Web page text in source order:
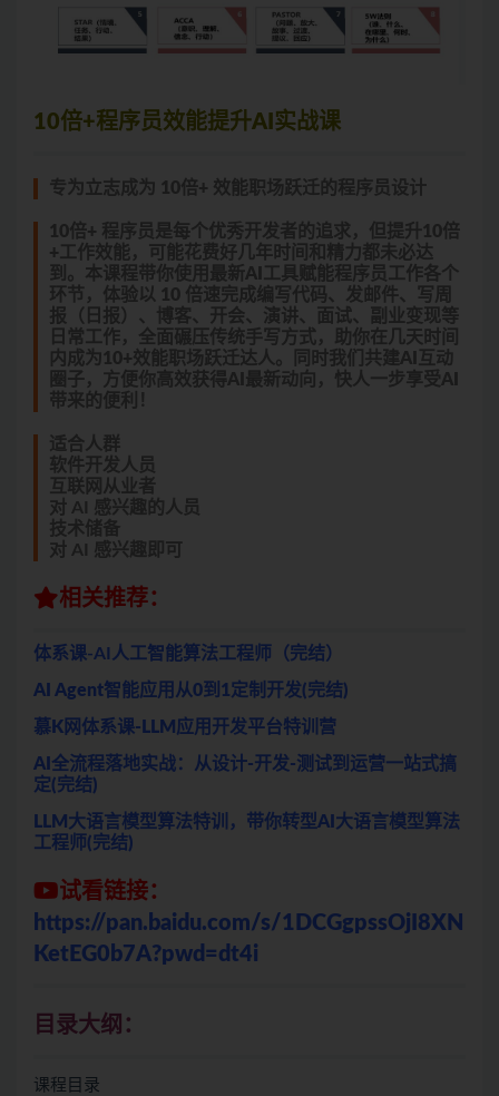
10倍+程序员效能提升AI实战课
专为立志成为 10倍+ 效能职场跃迁的程序员设计
10倍+ 程序员是每个优秀开发者的追求，但提升10倍
+工作效能，可能花费好几年时间和精力都未必达
到。本课程带你使用最新AI工具赋能程序员工作各个
环节，体验以 10 倍速完成编写代码、发邮件、写周
报（日报）、博客、开会、演讲、面试、副业变现等
日常工作，全面碾压传统手写方式，助你在几天时间
内成为10+效能职场跃迁达人。同时我们共建AI互动
圈子，方便你高效获得AI最新动向，快人一步享受AI
带来的便利！
适合人群
软件开发人员
互联网从业者
对 AI 感兴趣的人员
技术储备
对 AI 感兴趣即可
相关推荐：
体系课-AI人工智能算法工程师（完结）
AI Agent智能应用从0到1定制开发(完结)
慕K网体系课-LLM应用开发平台特训营
AI全流程落地实战：从设计-开发-测试到运营一站式搞
定(完结)
LLM大语言模型算法特训，带你转型AI大语言模型算法
工程师(完结)
试看链接：
https://pan.baidu.com/s/1DCGgpssOjI8XN
KetEG0b7A?pwd=dt4i
目录大纲：
课程目录